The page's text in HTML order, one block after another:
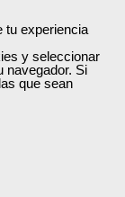
tu experiencia
y seleccionar
navegador. Si
que sean